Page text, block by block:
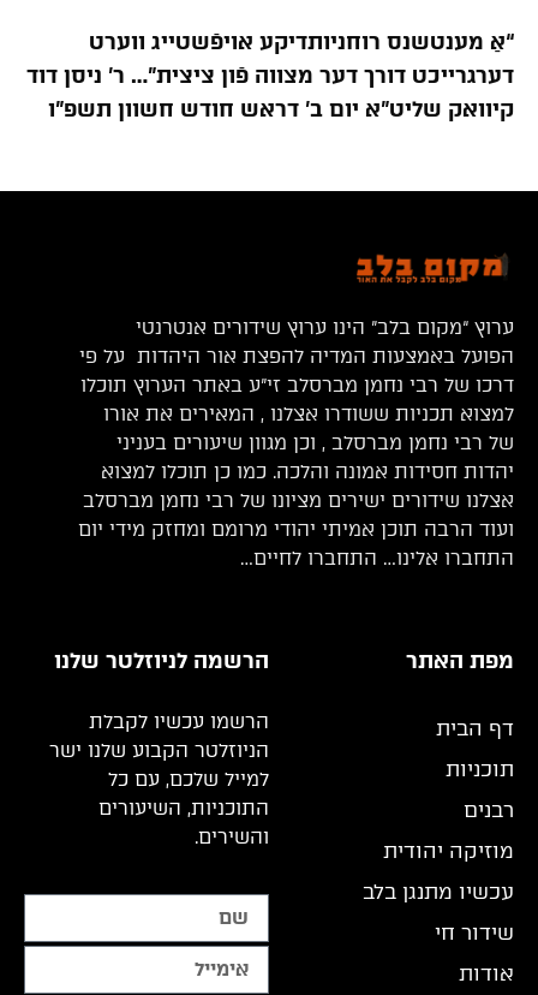
“אַ מענטשנס רוחניותדיקע אויפֿשטייג ווערט
דערגרייכט דורך דער מצווה פֿון ציצית”… ר’ ניסן דוד
קיוואק שליט”א יום ב’ דראש חודש חשוון תשפ”ו
ערוץ “מקום בלב” הינו ערוץ שידורים אנטרנטי
הפועל באמצעות המדיה להפצת אור היהדות על פי
דרכו של רבי נחמן מברסלב זי”ע באתר הערוץ תוכלו
למצוא תכניות ששודרו אצלנו , המאירים את אורו
של רבי נחמן מברסלב , וכן מגוון שיעורים בעניני
יהדות חסידות אמונה והלכה. כמו כן תוכלו למצוא
אצלנו שידורים ישירים מציונו של רבי נחמן מברסלב
ועוד הרבה תוכן אמיתי יהודי מרומם ומחזק מידי יום
התחברו אלינו… התחברו לחיים…
מפת האתר
דף הבית
תוכניות
רבנים
מוזיקה יהודית
עכשיו מתנגן בלב
שידור חי
אודות
הרשמה לניוזלטר שלנו
הרשמו עכשיו לקבלת
הניוזלטר הקבוע שלנו ישר
למייל שלכם, עם כל
התוכניות, השיעורים
והשירים.